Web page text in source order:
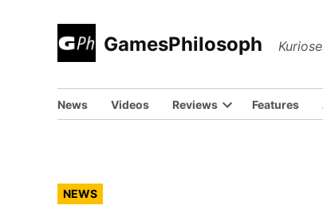
GamesPhilosoph
News Videos Reviews Features
POSTED
IN
NEWS